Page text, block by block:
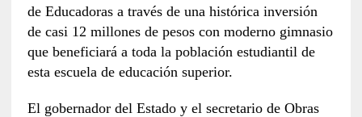
de Educadoras a través de una histórica inversión
de casi 12 millones de pesos con moderno gimnasio
que beneficiará a toda la población estudiantil de
esta escuela de educación superior.
El gobernador del Estado y el secretario de Obras